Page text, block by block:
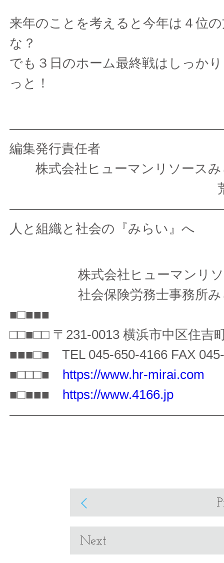
来年のことを考えると今年は４位
な？
でも３日のホーム最終戦はしっか
っと！
編集発行責任者
株式会社ヒューマンリソ
荒木
人と組織と社会の『みらい』へ
株式会社ヒューマンリソ
社会保険労務士事務所
■□■■■
□□■□□ 〒231-0013 横浜市中区住吉
■■■□■ TEL 045-650-4166 FAX
■□□□■ https://www.hr-mirai.com
■□■■■ https://www.4166.jp
Next